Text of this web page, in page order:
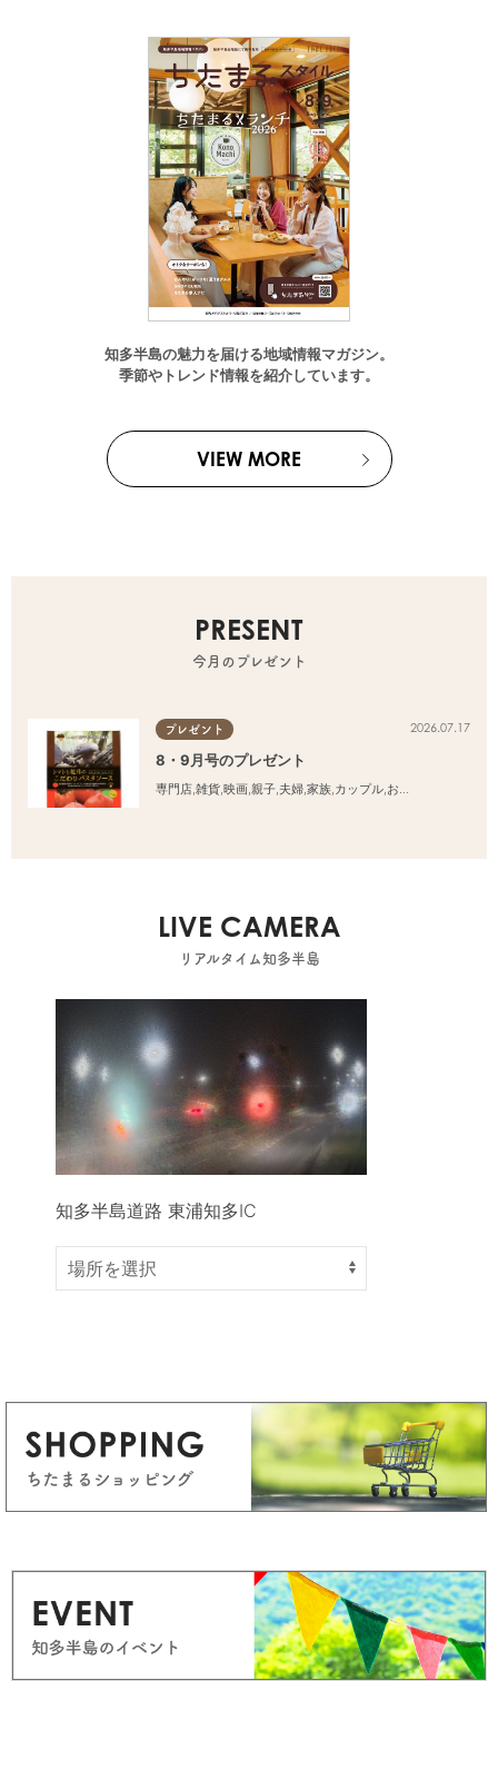
知多半島の魅力を届ける地域情報マガジン。
季節やトレンド情報を紹介しています。
VIEW MORE
PRESENT
今月のプレゼント
プレゼント 2026.07.17
8・9月号のプレゼント
専門店,雑貨,映画,親子,夫婦,家族,カップル,おひとりさま
LIVE CAMERA
リアルタイム知多半島
知多半島道路 東浦知多IC